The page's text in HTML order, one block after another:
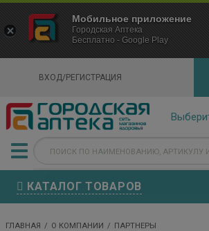
ВХОД/РЕГИСТРАЦИЯ
КАТАЛОГ ТОВАРОВ
ГЛАВНАЯ О КОМПАНИИ ПАРТНЕРЫ
×
Городская Аптека Маркетплейс
- In Google Play
Мобильное приложение
Городская Аптека
Бесплатно - Google Play